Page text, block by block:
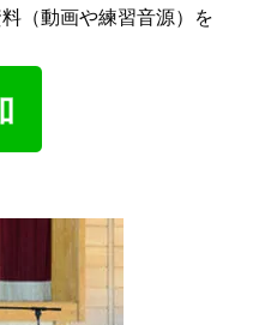
（動画や練習音源）を